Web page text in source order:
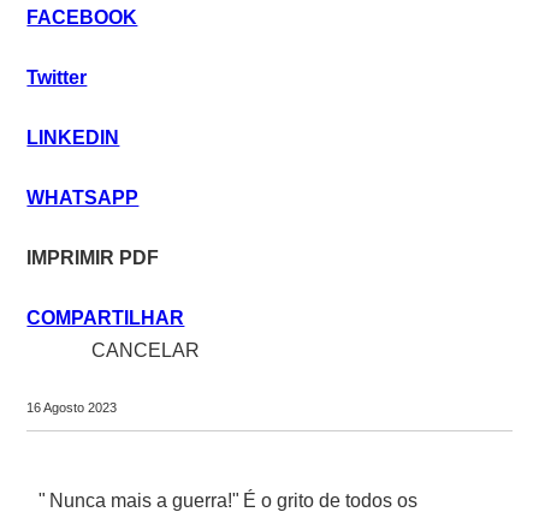
FACEBOOK
Twitter
LINKEDIN
WHATSAPP
IMPRIMIR PDF
COMPARTILHAR
CANCELAR
16 Agosto 2023
" Nunca mais a guerra!" É o grito de todos os